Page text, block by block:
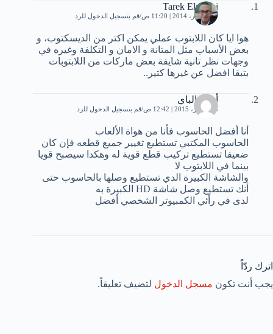
Tarek Elshafei
11 نوفمبر، 2014 | 11:20 ص قم بتسجيل الدخول للرد
هوا ايا كان اللابتوب عملي يمكن اكتر من الديسكتوب، و
بعض الأسباب مثل المتانة و الامان و التكلفة وغيره في
وجهات نظر تانية شايفة بعض ماركات من اللابتوبات
بتبقا افضل عن غيرها كتير..
أحمد الباي
23 أكتوبر، 2015 | 12:42 ص قم بتسجيل الدخول للرد
أنا أفضل الحاسوب فأنا من هواة الألعاب
الحاسوب المكتبي تستطيع تغيير جميع قطعه فإن كان
ضعيفا تستطيع تركيب قطع قوية له وهكدا سيصبح قويا
بينما في اللابتوب لا
والشاشة الكبيرة الدي تستطيع وصلها بالحاسوب حتى
أنك تستطيع وصل شاشة HD الكبيرة به
لدى في رأئي الكمبيوتر الشخصي أفضل
اترك ردّاً
يجب أنت تكون مسجل الدخول لتضيف تعليقاً.